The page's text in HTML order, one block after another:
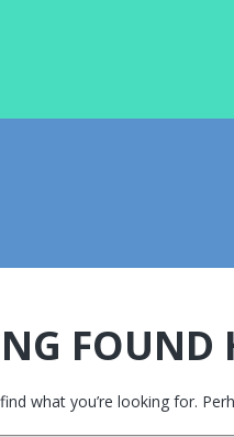
FOUND
what you’re looking for.